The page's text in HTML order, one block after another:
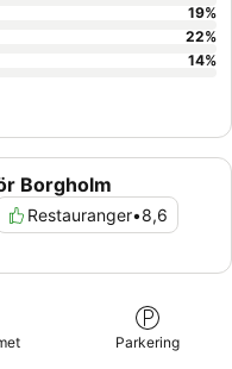
Borgholm
Restauranger•8,6
19%
22%
14%
Parkering